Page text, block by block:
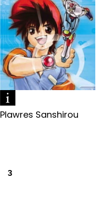
Plawres Sanshirou
3